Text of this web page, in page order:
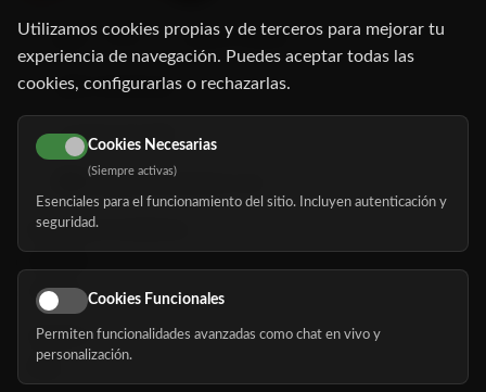
C/ Oruro, 11. 28016 Madrid
91 345 06 26
616 113 103
hola@mundomayor.com
Buscador de residencias
Eventos
Nosotros
Utilizamos cookies propias y de terceros para mejorar tu
experiencia de navegación. Puedes aceptar todas las
cookies, configurarlas o rechazarlas.
Cookies Necesarias
(Siempre activas)
Esenciales para el funcionamiento del sitio. Incluyen autenticación y
seguridad.
Cookies Funcionales
Permiten funcionalidades avanzadas como chat en vivo y
personalización.